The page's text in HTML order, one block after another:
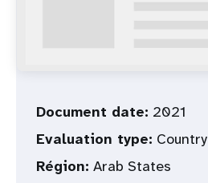
Document date: 2021
Evaluation type: Country
Région: Arab States